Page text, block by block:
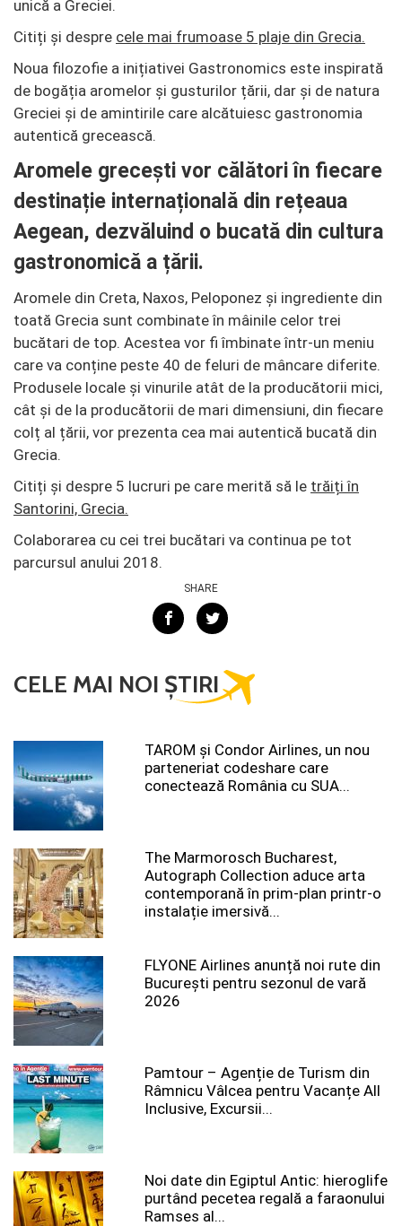
unică a Greciei.
Citiți și despre cele mai frumoase 5 plaje din Grecia.
Noua filozofie a inițiativei Gastronomics este inspirată
de bogăția aromelor și gusturilor țării, dar și de natura
Greciei și de amintirile care alcătuiesc gastronomia
autentică grecească.
Aromele grecești vor călători în fiecare
destinație internațională din rețeaua
Aegean, dezvăluind o bucată din cultura
gastronomică a țării.
Aromele din Creta, Naxos, Peloponez și ingrediente din
toată Grecia sunt combinate în mâinile celor trei
bucătari de top. Acestea vor fi îmbinate într-un meniu
care va conține peste 40 de feluri de mâncare diferite.
Produsele locale și vinurile atât de la producătorii mici,
cât și de la producătorii de mari dimensiuni, din fiecare
colț al țării, vor prezenta cea mai autentică bucată din
Grecia.
Citiți și despre 5 lucruri pe care merită să le trăiți în
Santorini, Grecia.
Colaborarea cu cei trei bucătari va continua pe tot
parcursul anului 2018.
SHARE
CELE MAI NOI ȘTIRI
TAROM şi Condor Airlines, un nou
parteneriat codeshare care
conectează România cu SUA...
The Marmorosch Bucharest,
Autograph Collection aduce arta
contemporană în prim-plan printr-o
instalație imersivă...
FLYONE Airlines anunță noi rute din
București pentru sezonul de vară
2026
Pamtour – Agenție de Turism din
Râmnicu Vâlcea pentru Vacanțe All
Inclusive, Excursii...
Noi date din Egiptul Antic: hieroglife
purtând pecetea regală a faraonului
Ramses al...